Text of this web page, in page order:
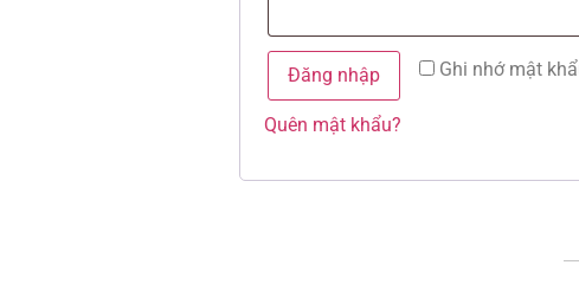
Ghi nhớ mật
Đăng nhập
Quên mật khẩu?